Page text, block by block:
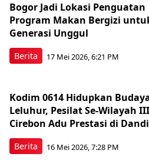
Berita
Bogor Jadi Lokasi Penguatan
Program Makan Bergizi
Generasi Unggul
17 Mei 2026, 6:21 PM
Berita
Kodim 0614 Hidupkan
Leluhur, Pesilat Se-Wilayah III
Cirebon Adu Prestasi di
16 Mei 2026, 7:28 PM